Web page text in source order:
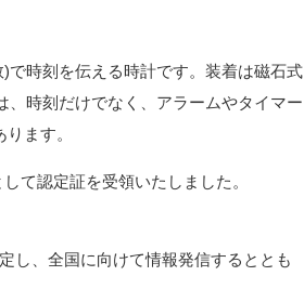
で時刻を伝える時計です。装着は磁石式
、時刻だけでなく、アラームやタイマー
ます。
て認定証を受領いたしました。
し、全国に向けて情報発信するととも